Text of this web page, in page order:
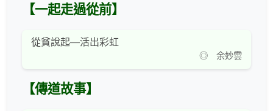
【一起走過從前】
從貧說起—活出彩虹
◎ 余妙雲
【傳道故事】